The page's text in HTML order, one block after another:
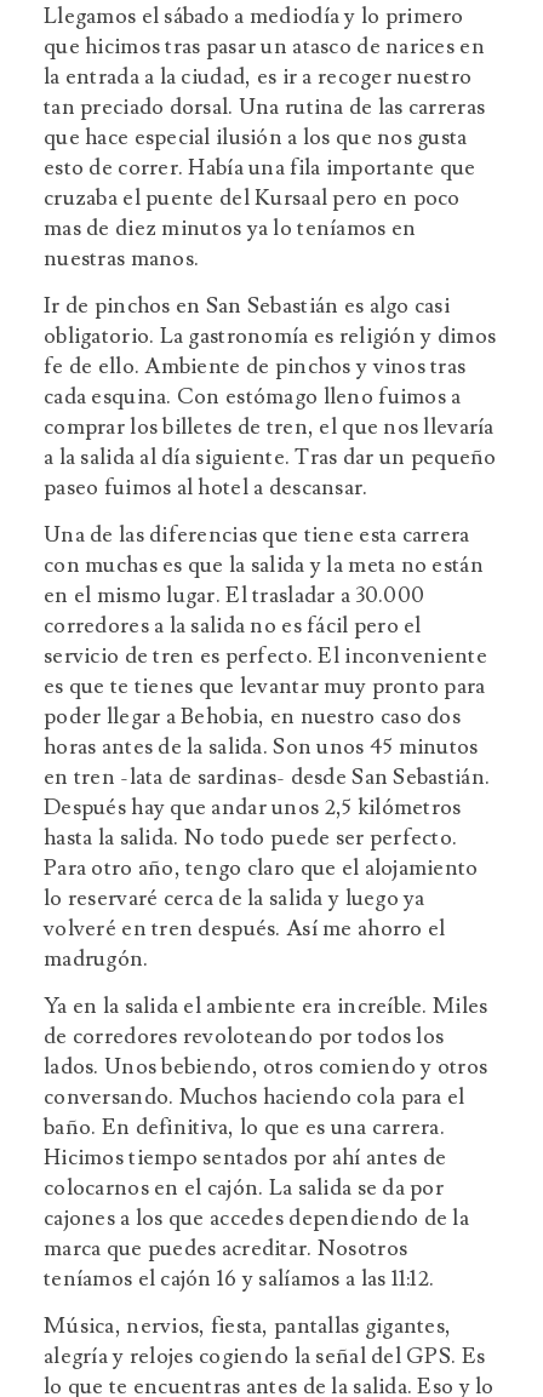
Llegamos el sábado a mediodía y lo primero
que hicimos tras pasar un atasco de narices en
la entrada a la ciudad, es ir a recoger nuestro
tan preciado dorsal. Una rutina de las carreras
que hace especial ilusión a los que nos gusta
esto de correr. Había una fila importante que
cruzaba el puente del Kursaal pero en poco
mas de diez minutos ya lo teníamos en
nuestras manos.
Ir de pinchos en San Sebastián es algo casi
obligatorio. La gastronomía es religión y dimos
fe de ello. Ambiente de pinchos y vinos tras
cada esquina. Con estómago lleno fuimos a
comprar los billetes de tren, el que nos llevaría
a la salida al día siguiente. Tras dar un pequeño
paseo fuimos al hotel a descansar.
Una de las diferencias que tiene esta carrera
con muchas es que la salida y la meta no están
en el mismo lugar. El trasladar a 30.000
corredores a la salida no es fácil pero el
servicio de tren es perfecto. El inconveniente
es que te tienes que levantar muy pronto para
poder llegar a Behobia, en nuestro caso dos
horas antes de la salida. Son unos 45 minutos
en tren -lata de sardinas- desde San Sebastián.
Después hay que andar unos 2,5 kilómetros
hasta la salida. No todo puede ser perfecto.
Para otro año, tengo claro que el alojamiento
lo reservaré cerca de la salida y luego ya
volveré en tren después. Así me ahorro el
madrugón.
Ya en la salida el ambiente era increíble. Miles
de corredores revoloteando por todos los
lados. Unos bebiendo, otros comiendo y otros
conversando. Muchos haciendo cola para el
baño. En definitiva, lo que es una carrera.
Hicimos tiempo sentados por ahí antes de
colocarnos en el cajón. La salida se da por
cajones a los que accedes dependiendo de la
marca que puedes acreditar. Nosotros
teníamos el cajón 16 y salíamos a las 11:12.
Música, nervios, fiesta, pantallas gigantes,
alegría y relojes cogiendo la señal del GPS. Es
lo que te encuentras antes de la salida. Eso y lo